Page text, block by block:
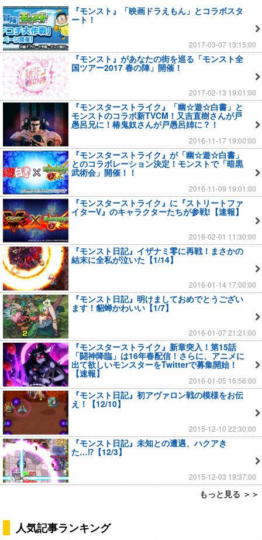
『モンスト』「映画ドラえもん」とコラボスタ
ート！
2017-03-07 13:15:00
『モンスト』があなたの街を巡る「モンスト全
国ツアー2017 春の陣」開催！
2017-02-13 19:01:00
『モンスターストライク』「幽☆遊☆白書」と
モンストのコラボ新TVCM！又吉直樹さんが戸
愚呂兄に！椿鬼奴さんが戸愚呂姉に？！
2016-11-17 19:00:00
『モンスターストライク』が「幽☆遊☆白書」
とのコラボレーション決定！モンストで「暗黒
武術会」開催！！
2016-11-09 19:01:00
『モンスターストライク』に『ストリートファ
イターV』のキャラクターたちが参戦!【速報】
2016-02-01 11:30:00
『モンスト日記』イザナミ零に再戦！まさかの
結末に全私が泣いた【1/14】
2016-01-14 17:00:00
『モンスト日記』明けましておめでとうござい
ます！貂蝉かわいい【1/7】
2016-01-07 21:21:00
『モンスターストライク』新章突入！第15話
「闘神降臨」は16年春配信！さらに、アニメに
出て欲しいモンスターをTwitterで募集開始！
【速報】
2016-01-05 16:56:00
『モンスト日記』初アヴァロン戦の模様をお伝
え！【12/10】
2015-12-10 22:30:00
『モンスト日記』未知との遭遇、ハクアき
た…⁉【12/3】
2015-12-03 19:37:00
もっと見る ＞＞
人気記事ランキング